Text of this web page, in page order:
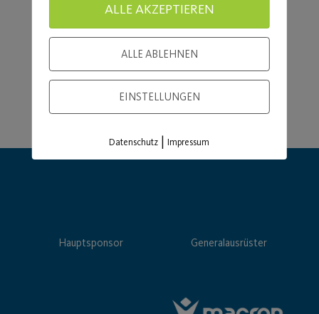
Hauptsponsor Generalausrüster
ALLE AKZEPTIEREN
ALLE ABLEHNEN
EINSTELLUNGEN
Datenschutz |Impressum